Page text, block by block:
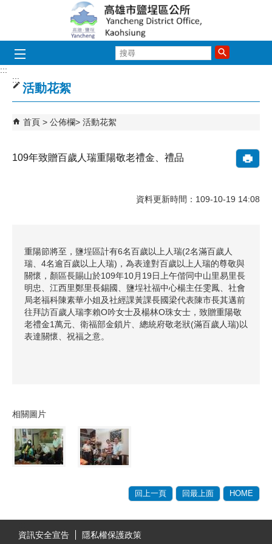
跳到主要內容區塊
尋
:::
:::
活動花絮
首頁 公佈欄 活動花絮
109年致贈百歲人瑞重陽敬老禮金、禮品
資料更新時間：109-10-19 14:08
重陽節將至，鹽埕區計有6名百歲以上人瑞(2名滿百歲人
瑞、4名逾百歲以上人瑞)，為表達對百歲以上人瑞的尊敬與
關懷，顏區長賜山於109年10月19日上午偕同中山里易里長
明忠、江西里鄭里長錫國、鹽埕社福中心楊主任雯鳳、社會
局老福科陳素華小姐及社經課黃課長國梁代表陳市長其邁前
往拜訪百歲人瑞李賴O吟女士及楊林O珠女士，致贈重陽敬
老禮金1萬元、衛福部金鎖片、總統府敬老狀(滿百歲人瑞)以
表達關懷、祝福之意。
相關圖片
回上一頁 回最上面 HOME
資訊安全宣告
隱私權保護政策